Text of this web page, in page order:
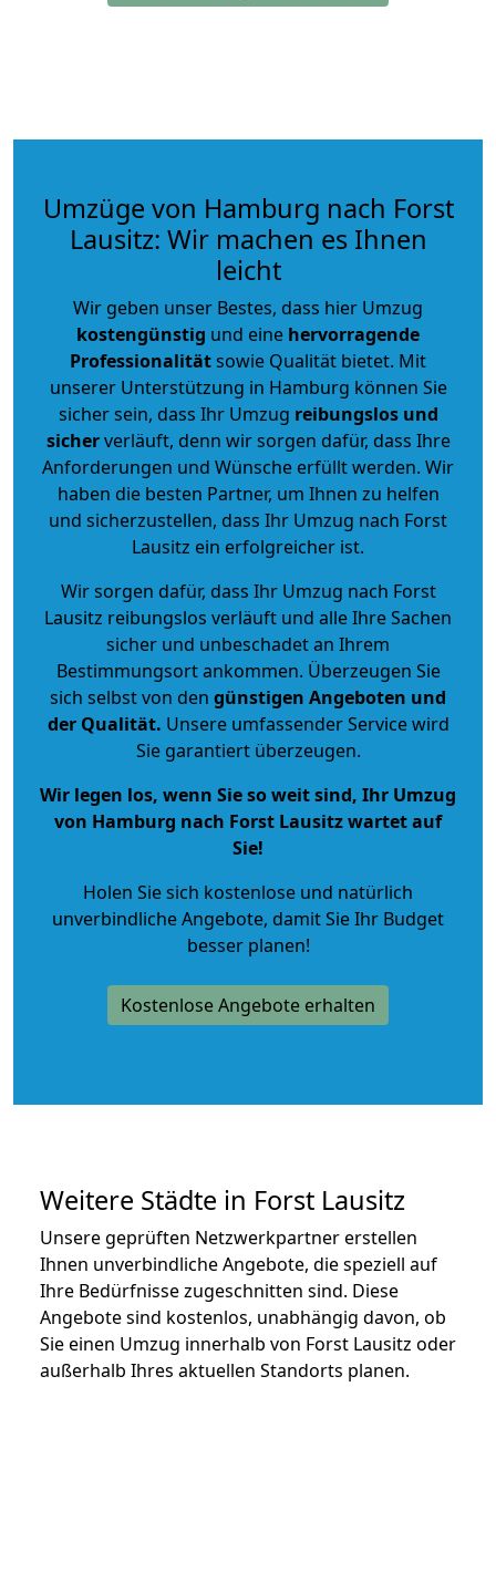
Umzüge von Hamburg nach Forst
Lausitz: Wir machen es Ihnen
leicht
Wir geben unser Bestes, dass hier Umzug
kostengünstig und eine hervorragende
Professionalitätsowie Qualität bietet. Mit
unserer Unterstützung in Hamburg können Sie
sicher sein, dass Ihr Umzug reibungslos und
sicherverläuft, denn wir sorgen dafür, dass Ihre
Anforderungen und Wünsche erfüllt werden. Wir
haben die besten Partner, um Ihnen zu helfen
und sicherzustellen, dass Ihr Umzug nach Forst
Lausitz ein erfolgreicher ist.
Wir sorgen dafür, dass Ihr Umzug nach Forst
Lausitz reibungslos verläuft und alle Ihre Sachen
sicher und unbeschadet an Ihrem
Bestimmungsort ankommen. Überzeugen Sie
sich selbst von den günstigen Angeboten und
der Qualität. Unsere umfassender Service wird
Sie garantiert überzeugen.
Wir legen los, wenn Sie so weit sind, Ihr Umzug
von Hamburg nach Forst Lausitz wartet auf
Sie!
Holen Sie sich kostenlose und natürlich
unverbindliche Angebote, damit Sie Ihr Budget
besser planen!
Kostenlose Angebote erhalten
Weitere Städte in Forst Lausitz
Unsere geprüften Netzwerkpartner erstellen
Ihnen unverbindliche Angebote, die speziell auf
Ihre Bedürfnisse zugeschnitten sind. Diese
Angebote sind kostenlos, unabhängig davon, ob
Sie einen Umzug innerhalb von Forst Lausitz oder
außerhalb Ihres aktuellen Standorts planen.